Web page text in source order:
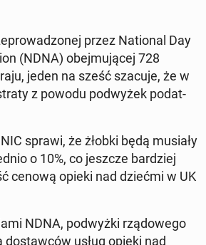
przez Na­tio­nal Day
(NDNA) obej­mu­ją­cej 728
jeden na sześć szacuje, że w
z powodu pod­wy­żek po­dat­
sprawi, że żłobki będą musiały
o 10%, co jeszcze bar­dziej
cenową opieki nad dziećmi w UK
NDNA, pod­wyż­ki rzą­do­we­go
usług opieki nad